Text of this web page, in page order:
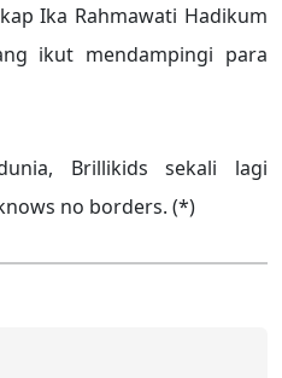
Ika Rahmawati Hadikum
ikut mendampingi para
Brillikids sekali lagi
no borders. (*)